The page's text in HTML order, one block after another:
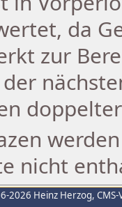
da
zur
nicht
2026 Heinz Herzog,